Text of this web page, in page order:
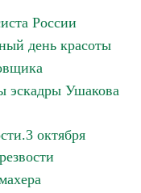
России
день красоты
эскадры Ушакова
октября